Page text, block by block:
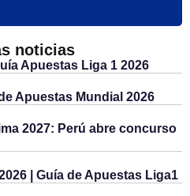
noticias
Apuestas Liga 1 2026
Apuestas Mundial 2026
2027: Perú abre concurso
| Guía de Apuestas Liga1